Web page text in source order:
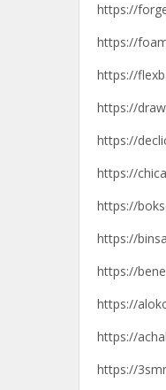
https://
https://
https://
https://
https://
https://
https://
https://
https://
https://
https://
https://